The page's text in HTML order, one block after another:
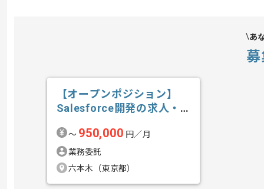
あ
【オープンポジション】
Salesforce開発の求人・
〜 950,000 円／月
業務委託
六本木（東京都）